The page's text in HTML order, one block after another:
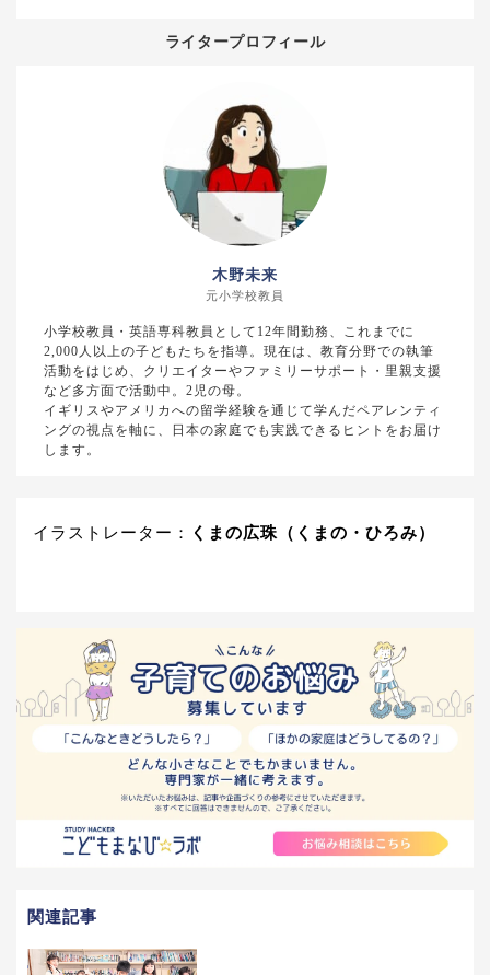
ライタープロフィール
木野未来
元小学校教員
小学校教員・英語専科教員として12年間勤務、これまでに
2,000人以上の子どもたちを指導。現在は、教育分野での執筆
活動をはじめ、クリエイターやファミリーサポート・里親支援
など多方面で活動中。2児の母。
イギリスやアメリカへの留学経験を通じて学んだペアレンティ
ングの視点を軸に、日本の家庭でも実践できるヒントをお届け
します。
イラストレーター： くまの広珠（くまの・ひろみ）
関連記事